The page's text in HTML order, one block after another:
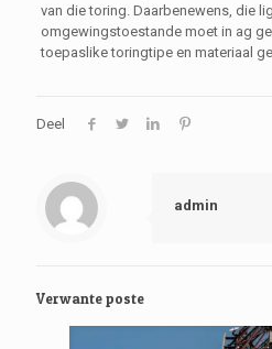
van die toring. Daarbenewens, die
omgewingstoestande moet in ag
toepaslike toringtipe en materiaal
Deel
admin
Verwante poste